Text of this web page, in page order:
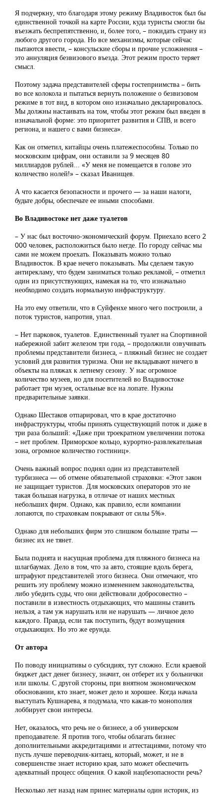
Я подчеркну, что благодаря этому режиму Владивосток был бы
единственной точкой на карте России, куда туристы смогли бы
въезжать беспрепятственно, и, более того, – покидать страну из
любого другого города. Но все механизмы, которые сейчас
пытаются ввести, – консульские сборы и прочие усложнения –
это аннуляция безвизового въезда. Этот режим просто теряет
смысл.
Поэтому задача представителей сферы гостеприимства – бить
во все колокола и пытаться вернуть положение о безвизовом
режиме в тот вид, в котором оно изначально декларировалось.
Мы должны настаивать на том, чтобы этот режим был введен в
изначальной форме: это приоритет развития и СПВ, и всего
региона, и нашего с вами бизнеса».
Как он отметил, китайцы очень платежеспособны. Только по
московским цифрам, они оставили за 9 месяцев 80
миллиардов рублей... «У меня не помещается в голове это
количество нолей!» – сказал Иванищев.
А что касается безопасности и прочего — за наши налоги,
будьте добры, обеспечьте ее иными способами.
Во Владивостоке нет даже туалетов
– У нас был восточно-экономический форум. Приехало всего 2
000 человек, расположиться было негде. По городу сейчас мы
сами не можем проехать. Показывать можно только
Владивосток. В крае нечего показывать. Мы сделаем такую
антирекламу, что будем заниматься только рекламой, – отметил
один из присутствующих, намекая на то, что изначально
необходимо создать нормальную инфраструктуру.
На это ему ответили, что в Суйфенхе много чего построили, а
поток туристов, напротив, упал.
– Нет парковок, туалетов. Единственный туалет на Спортивной
набережной забит железом три года, – продолжили озвучивать
проблемы представители бизнеса, – пляжный бизнес не создает
условий для развития туризма. Они не вкладывают ничего в
объекты на пляжах к летнему сезону. У нас огромное
количество музеев, но для посетителей во Владивостоке
работает три музея, остальные все на лопате. Нужны
предварительные заявки.
Однако Шестаков отпарировал, что в крае достаточно
инфраструктуры, чтобы принять существующий поток и даже в
три раза больший: «Даже при троекратном увеличении потока
– нет проблем. Приморское кольцо, курортно-развлекательная
зона, огромное количество гостиниц».
Очень важный вопрос поднял один из представителей
турбизнеса — об отмене обязательной страховки: «Этот закон
не защищает туристов. Для московских операторов это не
такая большая нагрузка, в отличае от наших местных
небольших фирм. Однако, как правило, если компании
лопаются, по страховкам покрывают от силы 5%».
Однако для небольших фирм это слишком большие траты —
бизнес их не тянет.
Была поднята и насущная проблема для пляжного бизнеса на
шлагбаумах. Дело в том, что за авто, стоящие вдоль берега,
штрафуют представителей этого бизнеса. Они отмечают, что
решить эту проблему можно изменением законодательства,
либо убедить суды, что они действовали добросовестно –
поставили в известность отдыхающих, что машины ставить
нельзя, а там уж нарушать или не нарушать — личное дело
каждого. Правда, если так поступить, будут возмущения
отдыхающих. Но это же ерунда.
От автора
По поводу инициативы о субсидиях, тут сложно. Если краевой
бюджет даст денег бизнесу, значит, он отберет их у больнички
или школы. С другой стороны, при внятном экономическом
обосновании, кто знает, может дело и хорошее. Когда начала
выступать Кушнарева, я подумала, что какая-то монополия
лоббирует свои интересы.
Нет, оказалось, что речь не о бизнесе, а об универском
преподавателе. Я против того, чтобы облагать бизнес
дополнительными аккредитациями и аттестациями, потому что
пусть лучше переводчик-китаец, который, может, и не в
совершенстве знает историю края, зато может обеспечить
адекватный процесс общения. О какой нацбезопасности речь?
Несколько лет назад нам принес материалы один историк, из